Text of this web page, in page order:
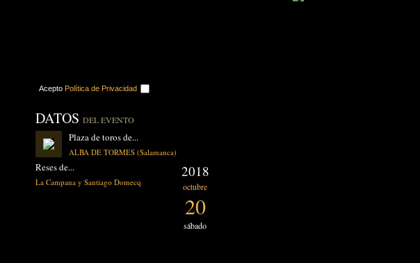
Acepto Política de Privacidad
DATOS DEL EVENTO
Plaza de toros de...
ALBA DE TORMES (Salamanca)
2018
octubre
20
sábado
Reses de...
La Campana y Santiago Domecq